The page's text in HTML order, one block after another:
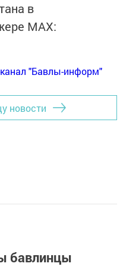
в
MАХ:
"Бавлы-информ"
новости
бавлинцы